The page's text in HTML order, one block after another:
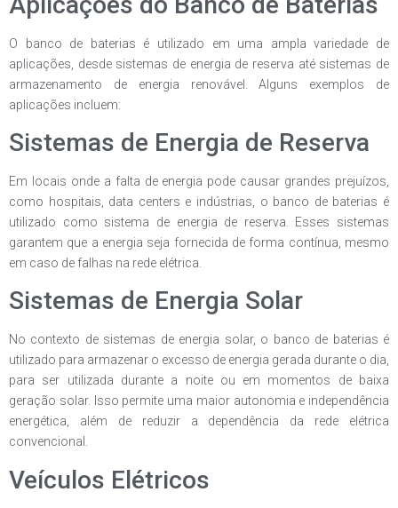
O banco de baterias é utilizado em uma ampla variedade de
aplicações, desde sistemas de energia de reserva até sistemas de
armazenamento de energia renovável. Alguns exemplos de
aplicações incluem:
Sistemas de Energia de Reserva
Em locais onde a falta de energia pode causar grandes prejuízos,
como hospitais, data centers e indústrias, o banco de baterias é
utilizado como sistema de energia de reserva. Esses sistemas
garantem que a energia seja fornecida de forma contínua, mesmo
em caso de falhas na rede elétrica.
Sistemas de Energia Solar
No contexto de sistemas de energia solar, o banco de baterias é
utilizado para armazenar o excesso de energia gerada durante o dia,
para ser utilizada durante a noite ou em momentos de baixa
geração solar. Isso permite uma maior autonomia e independência
energética, além de reduzir a dependência da rede elétrica
convencional.
Veículos Elétricos